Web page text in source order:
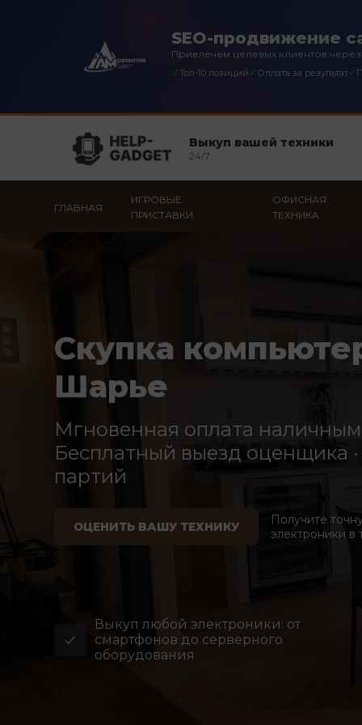
SEO-продвижение
Привлечем целевых клиентов
✓Топ-10 позиций ✓ Оплата за результат✓
Выкуп вашей техники
24/7
ГЛАВНАЯ
ИГРОВЫЕ
ПРИСТАВКИ
ОФИСНАЯ
ТЕХНИКА
Скупка
Шарье
Мгновенная оплата
Бесплатный выезд оценщика
партий
ОЦЕНИТЬ ВАШУ ТЕХНИКУ
Получите
электроники в
Выкуп любой электроники: от
смартфонов до серверного
оборудования